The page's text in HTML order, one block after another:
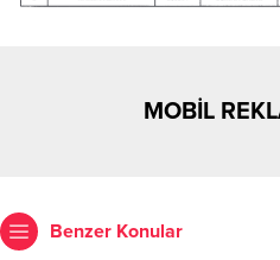
MOBİL
Benzer Konular